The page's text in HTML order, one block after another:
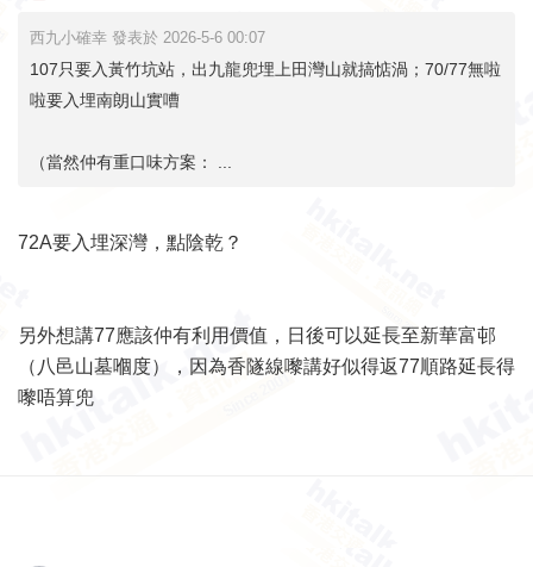
西九小確幸 發表於 2026-5-6 00:07
107只要入黃竹坑站，出九龍兜埋上田灣山就搞惦渦；70/77無啦
啦要入埋南朗山實嘈
（當然仲有重口味方案： ...
72A要入埋深灣，點陰乾？
另外想講77應該仲有利用價值，日後可以延長至新華富邨
（八邑山墓嗰度），因為香隧線嚟講好似得返77順路延長得
嚟唔算兜